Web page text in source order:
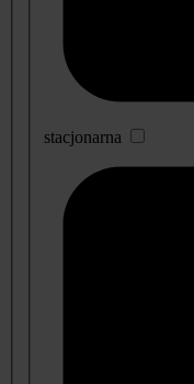
stacjonarna